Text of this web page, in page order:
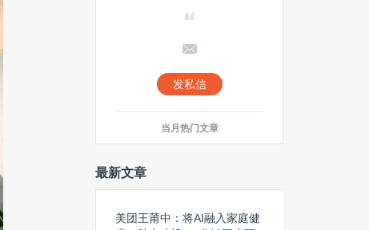
发私信
当月热门文章
最新文章
美团王莆中：将AI融入家庭健